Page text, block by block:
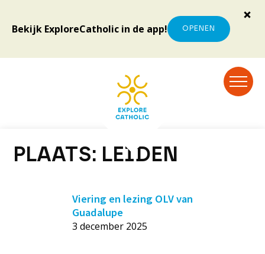
Bekijk ExploreCatholic in de app! OPENEN
PLAATS: LEIDEN
Viering en lezing OLV van
Guadalupe
3 december 2025